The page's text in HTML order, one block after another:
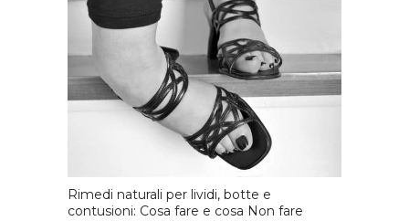
Rimedi naturali per lividi, botte e
contusioni: Cosa fare e cosa Non fare